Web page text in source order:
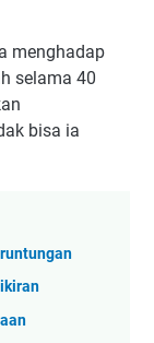
menghadap
selama 40
bisa ia